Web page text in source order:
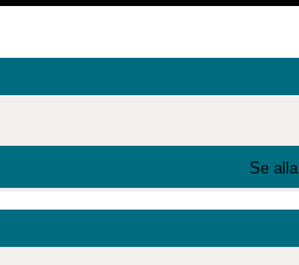
Se alla